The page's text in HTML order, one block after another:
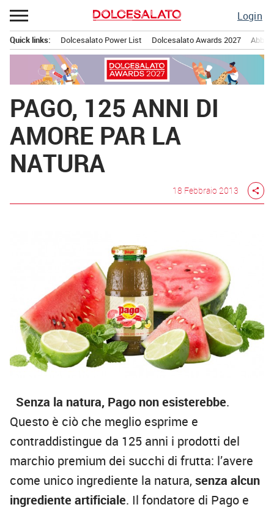
Passa
al
contenuto
Login
principale
Quick links: Dolcesalato Power List Dolcesalato Awards 2027
PAGO, 125 ANNI DI
AMORE PAR LA
NATURA
18 Febbraio 2013 share
Senza la natura, Pago non esisterebbe.
Questo è ciò che meglio esprime e
contraddistingue da 125 anni i prodotti del
marchio premium dei succhi di frutta: l’avere
come unico ingrediente la natura, senza alcun
ingrediente artificiale. Il fondatore di Pago e